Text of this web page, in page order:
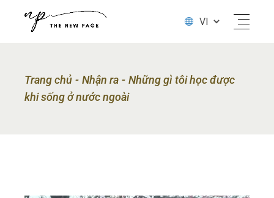
Trang chủ Nhận ra
Những gì tôi học được
khi sống ở nước ngoài